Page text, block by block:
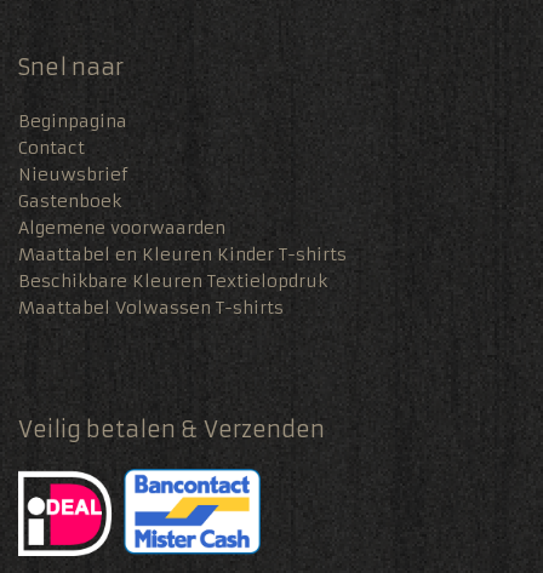
Snel naar
Beginpagina
Contact
Nieuwsbrief
Gastenboek
Algemene voorwaarden
Maattabel en Kleuren Kinder T-shirts
Beschikbare Kleuren Textielopdruk
Maattabel Volwassen T-shirts
Veilig betalen & Verzenden